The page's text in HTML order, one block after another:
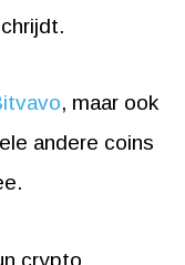
, maar ook
andere coins
crypto